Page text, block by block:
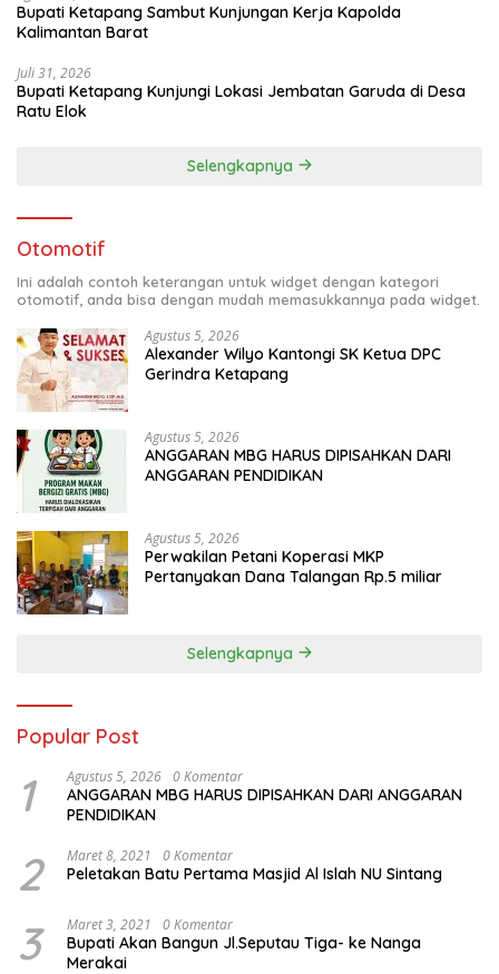
Bupati Ketapang Sambut Kunjungan Kerja Kapolda
Kalimantan Barat
Juli 31, 2026
Bupati Ketapang Kunjungi Lokasi Jembatan Garuda di Desa
Ratu Elok
Selengkapnya
Otomotif
Ini adalah contoh keterangan untuk widget dengan kategori
otomotif, anda bisa dengan mudah memasukkannya pada widget.
Agustus 5, 2026
Alexander Wilyo Kantongi SK Ketua DPC
Gerindra Ketapang
Agustus 5, 2026
ANGGARAN MBG HARUS DIPISAHKAN DARI
ANGGARAN PENDIDIKAN
Agustus 5, 2026
Perwakilan Petani Koperasi MKP
Pertanyakan Dana Talangan Rp.5 miliar
Selengkapnya
Popular Post
1 Agustus 5, 2026 0 Komentar
ANGGARAN MBG HARUS DIPISAHKAN DARI ANGGARAN
PENDIDIKAN
2 Maret 8, 2021 0 Komentar
Peletakan Batu Pertama Masjid Al Islah NU Sintang
3 Maret 3, 2021 0 Komentar
Bupati Akan Bangun Jl.Seputau Tiga- ke Nanga
Merakai